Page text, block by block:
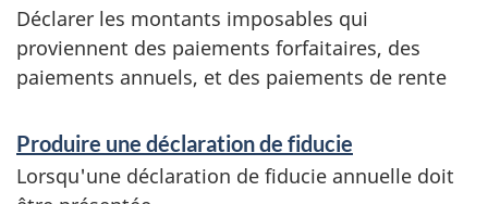
r
e
n
s
e
Déclarer les montants imposables qui
proviennent des paiements forfaitaires, des
paiements annuels, et des paiements de rente
Produire une déclaration de fiducie
Lorsqu'une déclaration de fiducie annuelle doit